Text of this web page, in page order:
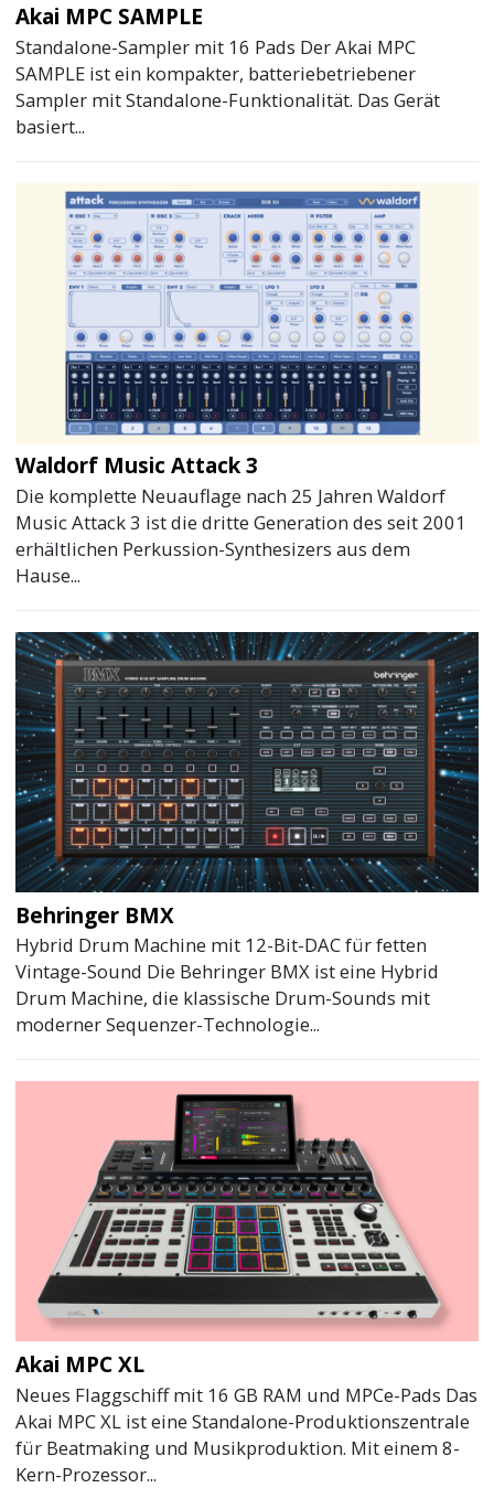
Akai MPC SAMPLE
Standalone-Sampler mit 16 Pads Der Akai MPC
SAMPLE ist ein kompakter, batteriebetriebener
Sampler mit Standalone-Funktionalität. Das Gerät
basiert...
Waldorf Music Attack 3
Die komplette Neuauflage nach 25 Jahren Waldorf
Music Attack 3 ist die dritte Generation des seit 2001
erhältlichen Perkussion-Synthesizers aus dem
Hause...
Behringer BMX
Hybrid Drum Machine mit 12-Bit-DAC für fetten
Vintage-Sound Die Behringer BMX ist eine Hybrid
Drum Machine, die klassische Drum-Sounds mit
moderner Sequenzer-Technologie...
Akai MPC XL
Neues Flaggschiff mit 16 GB RAM und MPCe-Pads Das
Akai MPC XL ist eine Standalone-Produktionszentrale
für Beatmaking und Musikproduktion. Mit einem 8-
Kern-Prozessor...